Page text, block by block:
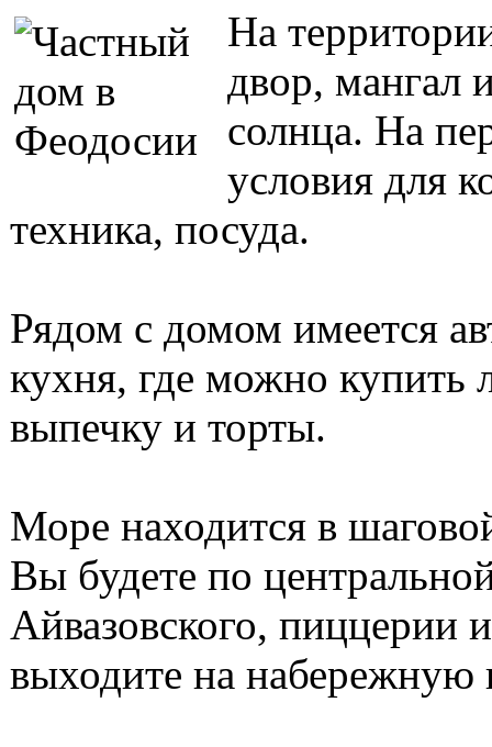
На
двор, мангал
солнца. На
условия для
техника, посуда.
Рядом с домом имеется
кухня, где можно
выпечку и торты.
Море находится в
Вы будете по
Айвазовского, пиццерии
выходите на набережную